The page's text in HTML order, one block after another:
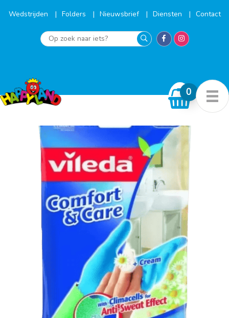
naarWedstrijden Folders Nieuwsbrief Diensten Contact
Op